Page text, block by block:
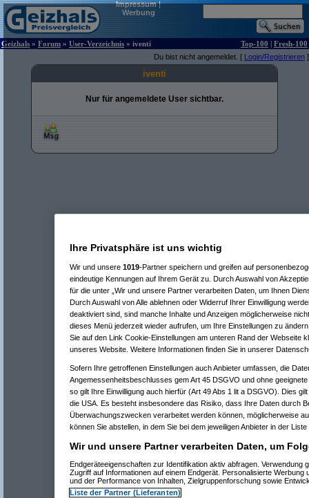
Impressum|
Werbung
Geizhals » Forum » User-Verzeichnis » iventi Top-100 | Fresh-100
Du bist nicht angemeldet. [ Login/Registrieren ]
iventi
Nur für angemeldete User sichtbar.
Ihre Privatsphäre ist uns wichtig
Wir und unsere 1019-Partner speichern und greifen auf
eindeutige Kennungen auf Ihrem Gerät zu. Durch Auswahl von
für die unter „Wir und unsere Partner verarbeiten Daten, um Ihnen
Durch Auswahl von Alle ablehnen oder Widerruf Ihrer Einwilligung
deaktiviert sind, sind manche Inhalte und Anzeigen möglicherweise
dieses Menü jederzeit wieder aufrufen, um Ihre Einstellungen zu
Sie auf den Link Cookie-Einstellungen am unteren Rand der Webseite
unseres Website. Weitere Informationen finden Sie in unserer
Sofern Ihre getroffenen Einstellungen auch Anbieter umfassen, die
Angemessenheitsbeschlusses gem Art 45 DSGVO und ohne
so gilt Ihre Einwilligung auch hierfür (Art 49 Abs 1 lit a DSGVO). Dies
die USA. Es besteht insbesondere das Risiko, dass Ihre Daten durch
Überwachungszwecken verarbeitet werden können, möglicherweise
können Sie abstellen, in dem Sie bei dem jeweiligen Anbieter in der
Wir und unsere Partner verarbeiten Daten, um
Endgeräteeigenschaften zur Identifikation aktiv abfragen. Verwendung
Zugriff auf Informationen auf einem Endgerät. Personalisierte Werbung
und der Performance von Inhalten, Zielgruppenforschung sowie
Liste der Partner (Lieferanten)